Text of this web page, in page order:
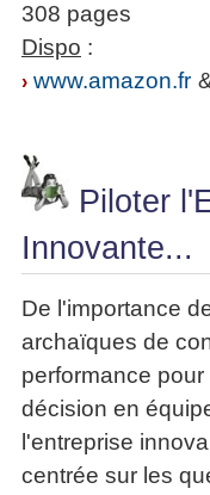
308 pages
Dispo :
› www.amazon.fr
Piloter
Innovante...
De l'importance
archaïques de
performance
décision en
l'entreprise
centrée sur les